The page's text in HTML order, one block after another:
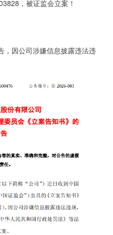
因公司涉嫌信息披露违法违